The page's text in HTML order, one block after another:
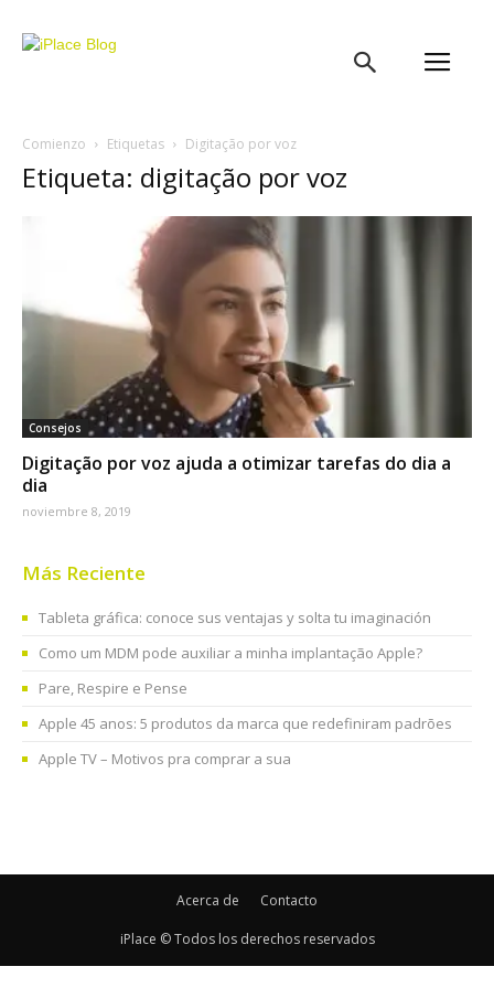
Comienzo Etiquetas Digitação por voz
Etiqueta: digitação por voz
Consejos
Digitação por voz ajuda a otimizar tarefas do dia a
dia
noviembre 8, 2019
Más Reciente
Tableta gráfica: conoce sus ventajas y solta tu imaginación
Como um MDM pode auxiliar a minha implantação Apple?
Pare, Respire e Pense
Apple 45 anos: 5 produtos da marca que redefiniram padrões
Apple TV – Motivos pra comprar a sua
Acerca de Contacto
iPlace © Todos los derechos reservados